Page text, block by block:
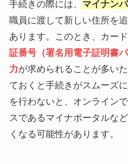
手続きの際には、 マイナン
職員に渡して新しい住所を
あります。このとき、カー
証番号（署名用電子証明書
力が求められることが多い
ておくと手続きがスムーズ
を行わないと、オンライン
スであるマイナポータルな
くなる可能性があります。